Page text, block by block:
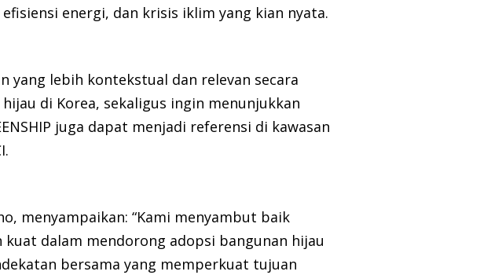
energi, dan krisis iklim yang kian nyata.
yang lebih kontekstual dan relevan secara
di Korea, sekaligus ingin menunjukkan
juga dapat menjadi referensi di kawasan
menyampaikan: “Kami menyambut baik
dalam mendorong adopsi bangunan hijau
bersama yang memperkuat tujuan